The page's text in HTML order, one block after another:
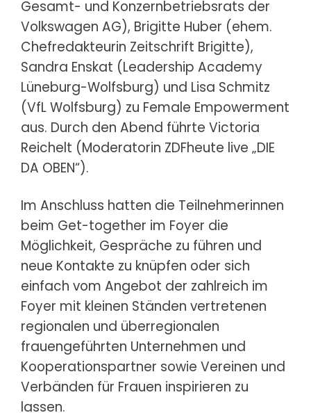
Gesamt- und Konzernbetriebsrats der
Volkswagen AG), Brigitte Huber (ehem.
Chefredakteurin Zeitschrift Brigitte),
Sandra Enskat (Leadership Academy
Lüneburg-Wolfsburg) und Lisa Schmitz
(VfL Wolfsburg) zu Female Empowerment
aus. Durch den Abend führte Victoria
Reichelt (Moderatorin ZDFheute live „DIE
DA OBEN“).
Im Anschluss hatten die Teilnehmerinnen
beim Get-together im Foyer die
Möglichkeit, Gespräche zu führen und
neue Kontakte zu knüpfen oder sich
einfach vom Angebot der zahlreich im
Foyer mit kleinen Ständen vertretenen
regionalen und überregionalen
frauengeführten Unternehmen und
Kooperationspartner sowie Vereinen und
Verbänden für Frauen inspirieren zu
lassen.